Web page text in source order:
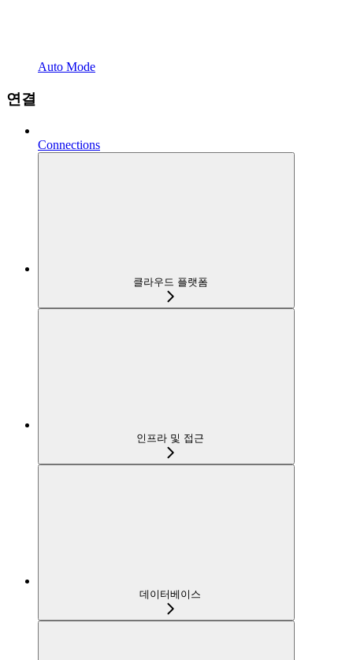
Auto Mode
연결
Connections
클라우드 플랫폼
인프라 및 접근
데이터베이스